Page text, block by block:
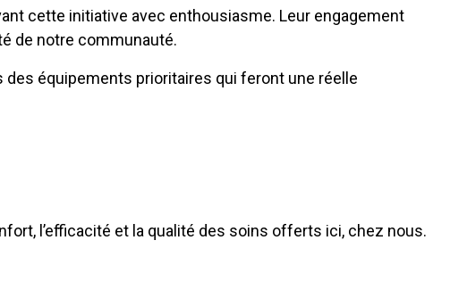
cette initiative avec enthousiasme. Leur engagement
de notre communauté.
équipements prioritaires qui feront une réelle
l’efficacité et la qualité des soins offerts ici, chez nous.